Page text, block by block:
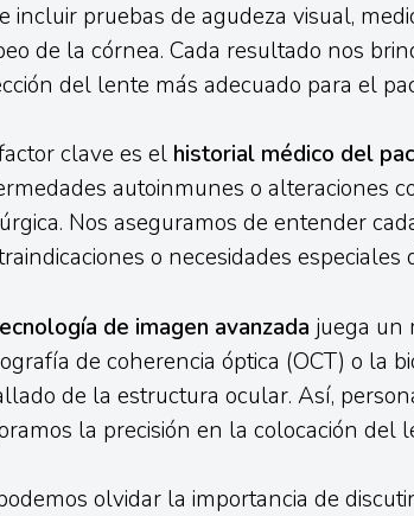
incluir pruebas de agudeza visual,
de la córnea. Cada resultado nos
del lente más adecuado para el
clave es el historial médico del
autoinmunes o alteraciones
Nos aseguramos de entender
o necesidades especiales
de imagen avanzada juega un
de coherencia óptica (OCT) o la
de la estructura ocular. Así,
la precisión en la colocación del
olvidar la importancia de